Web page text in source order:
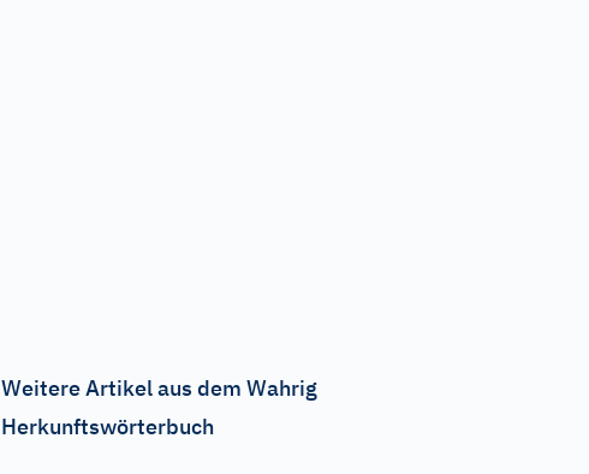
Weitere Artikel aus dem Wahrig
Herkunftswörterbuch